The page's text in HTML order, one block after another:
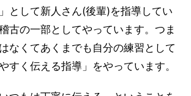
として新人さん(後輩)を指導してい
古の一部としてやっています。つま
なくてあくまでも自分の練習として
すく伝える指導」をやっています。